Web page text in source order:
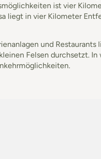
ist vier
liegt in vier Kilometer
und
Felsen durchsetzt.